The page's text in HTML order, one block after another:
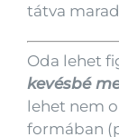
tátva
Oda lehet
kevésbé
lehet nem
formában